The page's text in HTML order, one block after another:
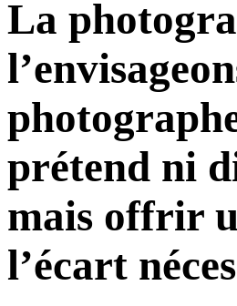
La
prétend ni
mais offrir
l’écart